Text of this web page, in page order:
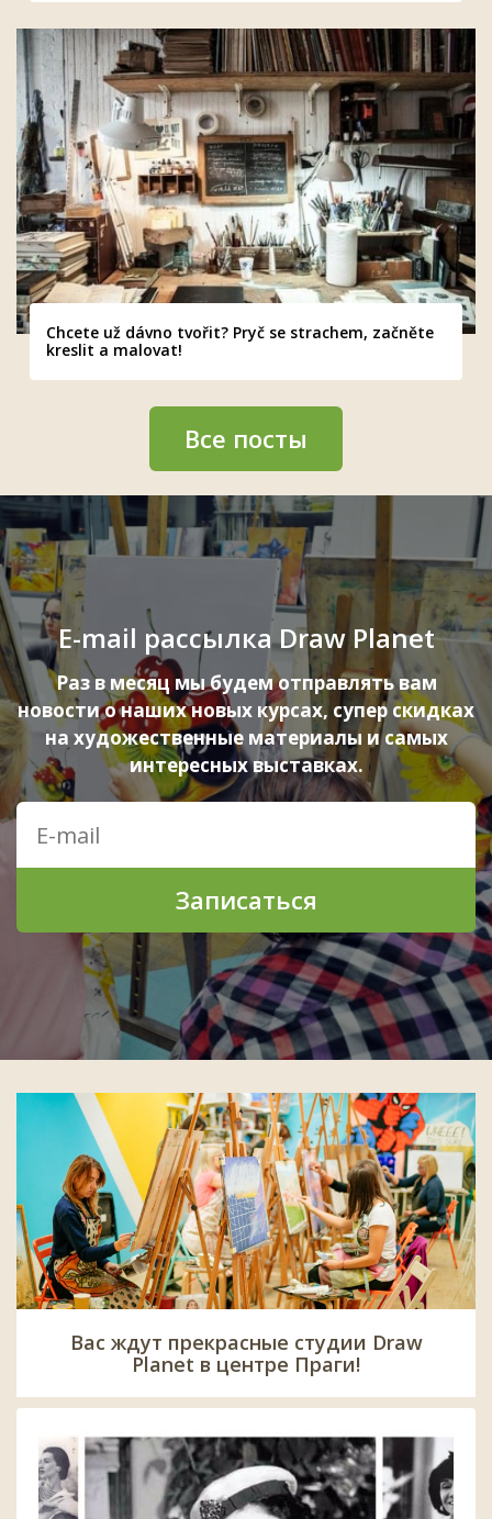
Chcete už dávno tvořit? Pryč se strachem, začněte
kreslit a malovat!
Все посты
E-mail рассылка Draw Planet
Раз в месяц мы будем отправлять вам
новости о наших новых курсах, супер скидках
на художественные материалы и самых
интересных выставках.
Записаться
Вас ждут прекрасные студии Draw
Planet в центре Праги!